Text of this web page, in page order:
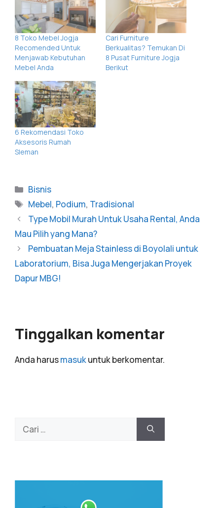
8 Toko Mebel Jogja
Recomended Untuk
Menjawab Kebutuhan
Mebel Anda
Cari Furniture
Berkualitas? Temukan Di
8 Pusat Furniture Jogja
Berikut
6 Rekomendasi Toko
Aksesoris Rumah
Sleman
Bisnis
Mebel, Podium, Tradisional
Type Mobil Murah Untuk Usaha Rental, Anda
Mau Pilih yang Mana?
Pembuatan Meja Stainless di Boyolali untuk
Laboratorium, Bisa Juga Mengerjakan Proyek
Dapur MBG!
Tinggalkan komentar
Anda harusmasukuntuk berkomentar.